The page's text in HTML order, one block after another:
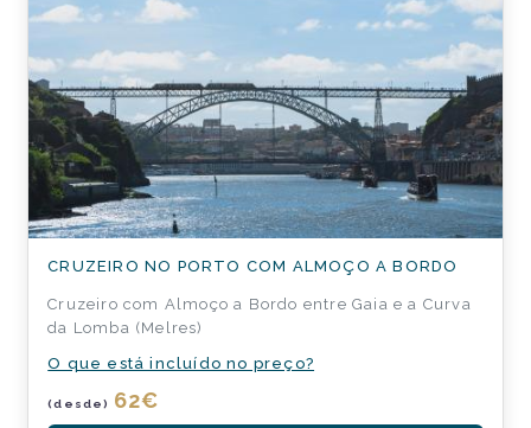
CRUZEIRO NO PORTO COM ALMOÇO A BORDO
Cruzeiro com Almoço a Bordo entre Gaia e a Curva
da Lomba (Melres)
O que está incluído no preço?
(desde) 62€